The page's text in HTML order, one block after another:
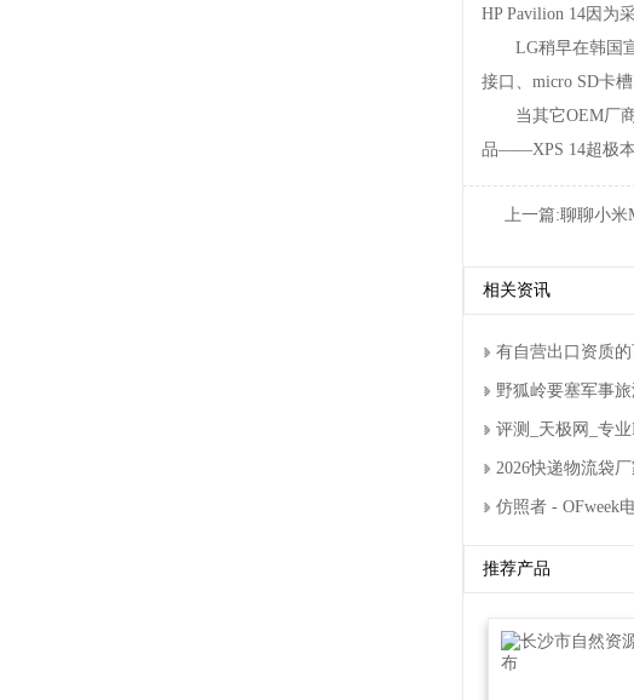
HPPavilion14因为
LG稍早在韩国宣
接口、microSD卡
当其它OEM厂商
品——XPS14超极本
上一篇:聊聊小米
相关资讯
有自营出口资质
野狐岭要塞军事旅
评测_天极网_专
2026快递物流袋
仿照者-OFweek
推荐产品